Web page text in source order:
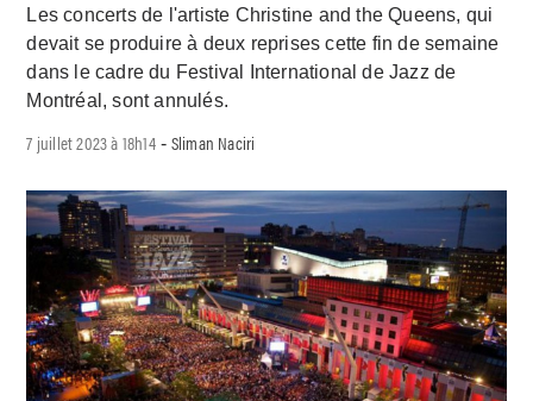
Les concerts de l'artiste Christine and the Queens, qui
devait se produire à deux reprises cette fin de semaine
dans le cadre du Festival International de Jazz de
Montréal, sont annulés.
7 juillet 2023 à 18h14- Sliman Naciri